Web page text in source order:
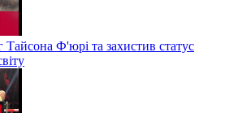
Тайсона Ф'юрі та захистив статус